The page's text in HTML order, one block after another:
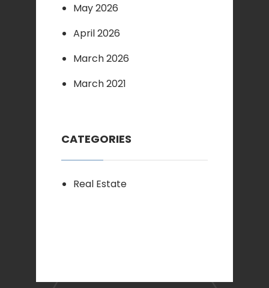
May 2026
April 2026
March 2026
March 2021
CATEGORIES
Real Estate